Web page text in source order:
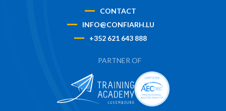
CONTACT
INFO@CONFIARH.LU
+352 621 643 888
PARTNER OF